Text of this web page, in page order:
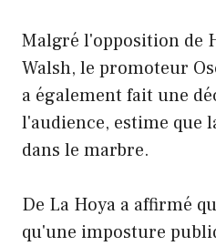
Malgré l'opposition de
Walsh, le promoteur
a également fait une
l'audience, estime que
dans le marbre.
De La Hoya a affirmé
qu'une imposture